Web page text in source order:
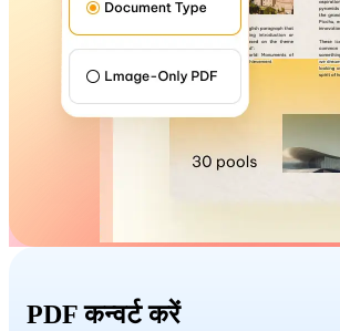
PDF कन्वर्ट करें